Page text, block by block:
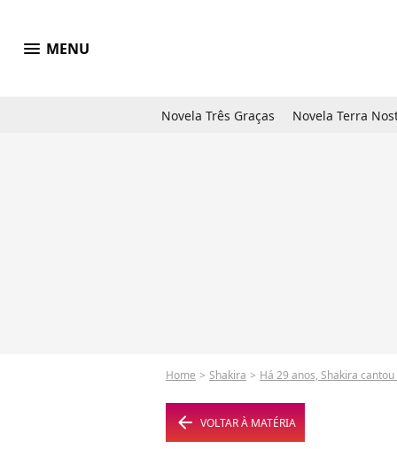
menu MENU
Novela Três Graças Novela Terra
Home Shakira Há 29 anos, Shakira
arrow_left VOLTAR À MATÉRIA